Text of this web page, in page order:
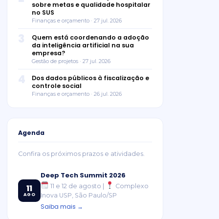
sobre metas e qualidade hospitalar
no SUS
Finanças e orçamento · 27 jul. 2026
Quem está coordenando a adoção
da inteligência artificial na sua
empresa?
Gestão de projetos · 27 jul. 2026
Dos dados públicos à fiscalização e
controle social
Finanças e orçamento · 26 jul. 2026
Agenda
Confira os próximos prazos e atividades.
11
AGO
Deep Tech Summit 2026
11 e 12 de agosto |
Complexo
Inova USP, São Paulo/SP
Saiba mais →